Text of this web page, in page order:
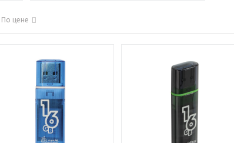
По цене